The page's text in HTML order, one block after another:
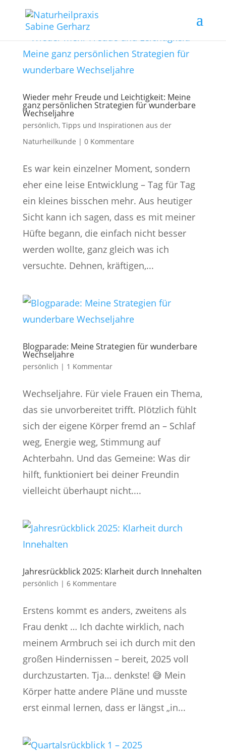
Wieder mehr Freude und Leichtigkeit: Meine
ganz persönlichen Strategien für wunderbare
Wechseljahre
persönlich, Tipps und Inspirationen aus der
Naturheilkunde | 0 Kommentare
Es war kein einzelner Moment, sondern
eher eine leise Entwicklung – Tag für Tag
ein kleines bisschen mehr. Aus heutiger
Sicht kann ich sagen, dass es mit meiner
Hüfte begann, die einfach nicht besser
werden wollte, ganz gleich was ich
versuchte. Dehnen, kräftigen,...
Blogparade: Meine Strategien für wunderbare
Wechseljahre
persönlich | 1 Kommentar
Wechseljahre. Für viele Frauen ein Thema,
das sie unvorbereitet trifft. Plötzlich fühlt
sich der eigene Körper fremd an – Schlaf
weg, Energie weg, Stimmung auf
Achterbahn. Und das Gemeine: Was dir
hilft, funktioniert bei deiner Freundin
vielleicht überhaupt nicht....
Jahresrückblick 2025: Klarheit durch Innehalten
persönlich | 6 Kommentare
Erstens kommt es anders, zweitens als
Frau denkt … Ich dachte wirklich, nach
meinem Armbruch sei ich durch mit den
großen Hindernissen – bereit, 2025 voll
durchzustarten. Tja… denkste! 😅 Mein
Körper hatte andere Pläne und musste
erst einmal lernen, dass er längst „in...